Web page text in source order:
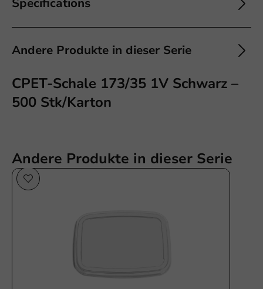
Specifications
Andere Produkte in dieser Serie
CPET-Schale 173/35 1V Schwarz –
500 Stk/Karton
Andere Produkte in dieser Serie